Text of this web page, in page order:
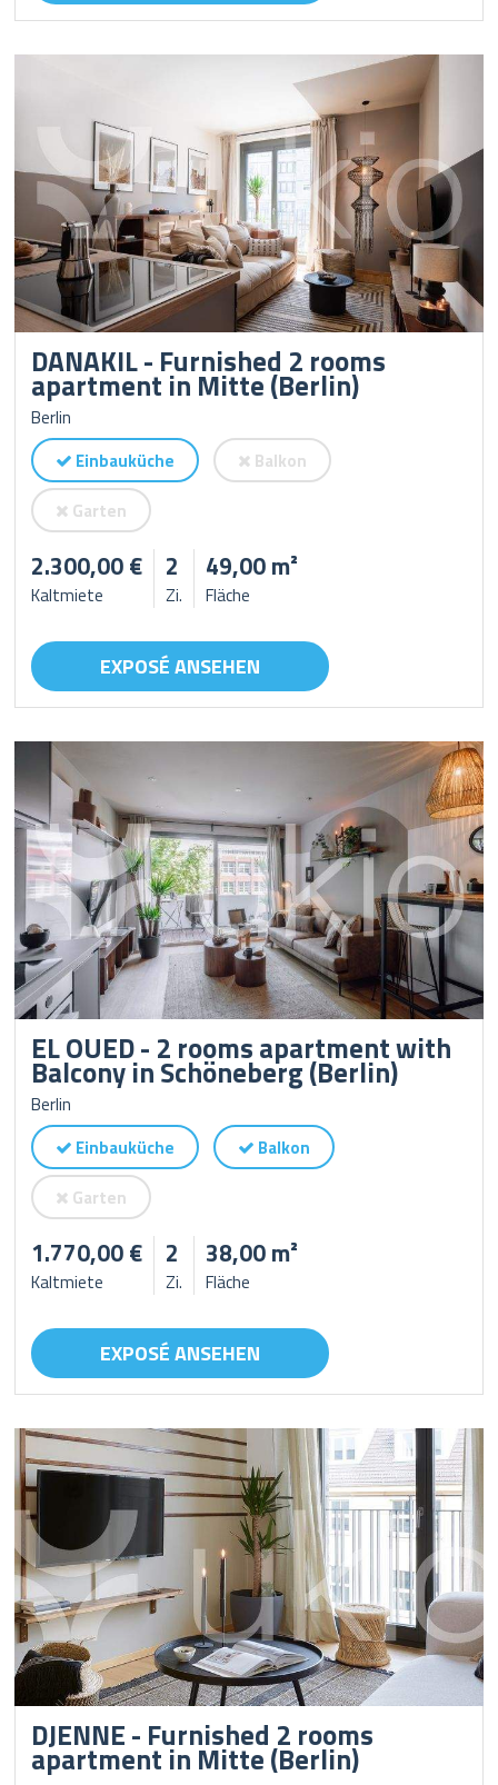
DANAKIL - Furnished 2 rooms
apartment in Mitte (Berlin)
Berlin
Einbauküche
Balkon
Garten
2.300,00 €
Kaltmiete
2
Zi.
49,00 m²
Fläche
EXPOSÉ ANSEHEN
EL OUED - 2 rooms apartment with
Balcony in Schöneberg (Berlin)
Berlin
Einbauküche
Balkon
Garten
1.770,00 €
Kaltmiete
2
Zi.
38,00 m²
Fläche
EXPOSÉ ANSEHEN
DJENNE - Furnished 2 rooms
apartment in Mitte (Berlin)